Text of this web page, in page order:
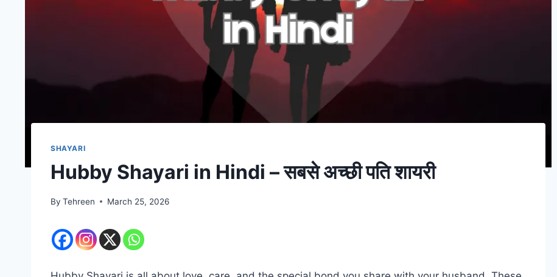
SHAYARI
Hubby Shayari in Hindi – सबसे अच्छी पति शायरी
By Tehreen March 25, 2026